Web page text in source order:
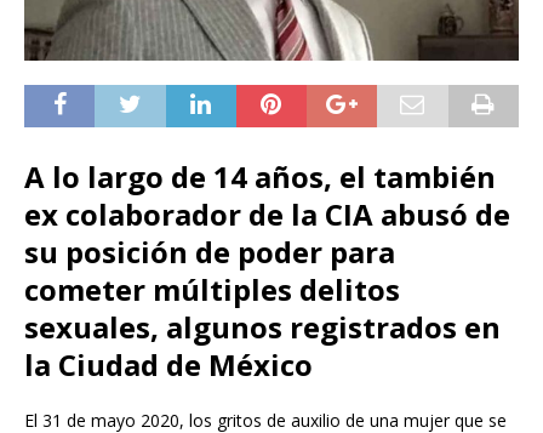
A lo largo de 14 años, el también
ex colaborador de la CIA abusó de
su posición de poder para
cometer múltiples delitos
sexuales, algunos registrados en
la Ciudad de México
El 31 de mayo 2020, los gritos de auxilio de una mujer que se